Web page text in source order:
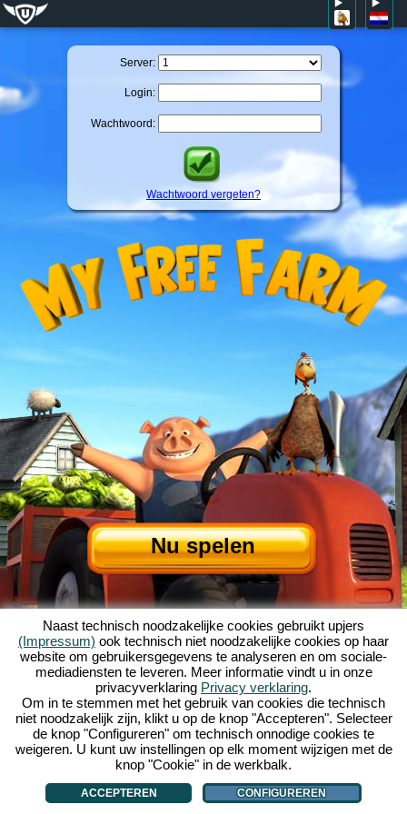
Server:
Login:
Wachtwoord:
Wachtwoord vergeten?
Nu spelen
Over My Free Farm|Het verhaal van dit browserspel|De mogelijkheden
AGV|Impressum|Privacybeleid|Regels| Forum|Support|
My Free Farm 2 App |Google Play|App Store|
Browsergames - Upjers.com| Cookies beheren
Naast technisch noodzakelijke cookies gebruikt upjers
(Impressum) ook technisch niet noodzakelijke cookies op haar
website om gebruikersgegevens te analyseren en om sociale-
mediadiensten te leveren. Meer informatie vindt u in onze
privacyverklaring Privacy verklaring.
Om in te stemmen met het gebruik van cookies die technisch
niet noodzakelijk zijn, klikt u op de knop "Accepteren". Selecteer
de knop "Configureren" om technisch onnodige cookies te
weigeren. U kunt uw instellingen op elk moment wijzigen met de
knop "Cookie" in de werkbalk.
ACCEPTEREN CONFIGUREREN